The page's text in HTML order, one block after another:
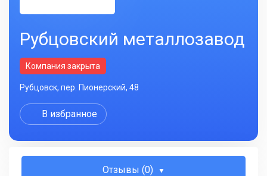
Рубцовский металлозавод
Компания закрыта
Рубцовск, пер. Пионерский, 48
В избранное
Отзывы (0)